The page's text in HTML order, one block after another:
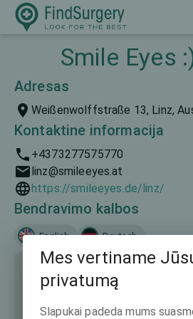
Smile Eyes
Adresas
Weißenwolffstraße 13, Linz,
Kontaktine informacija
+4373277575770
linz@smileeyes.at
https://smileeyes.de/linz/
Bendravimo kalbos
English Deutsch
Mes vertiname
privatumą
Slapukai padeda mums